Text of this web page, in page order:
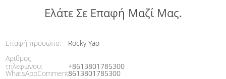
Ελάτε Σε Επαφή Μαζί Μας.
Επαφή πρόσωπο:
Rocky Yao
Αριθμός
τηλεφώνου:
+8613801785300
WhatsAppComment:8613801785300